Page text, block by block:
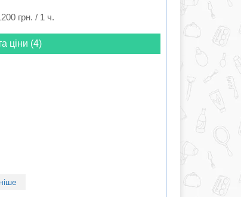
грн. / 1 ч.
ціни (4)